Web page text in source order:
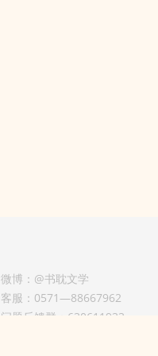
微博：@书耽文学
客服：0571—88667962
问题反馈群：630611933